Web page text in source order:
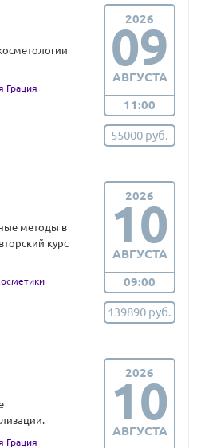
Грация
2026
09
АВГУСТА
11:00
55000 руб.
методы в
курс
2026
10
АВГУСТА
09:00
139890 руб.
Грация
2026
10
АВГУСТА